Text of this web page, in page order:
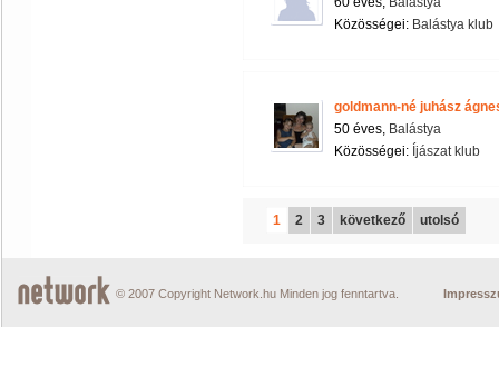
Közösségei: Balástya klub
goldmann-né juhász
50 éves, Balástya
Közösségei: Íjászat klub
1 2 3 következő utolsó
© 2007 Copyright Network.hu Minden jog fenntartva.